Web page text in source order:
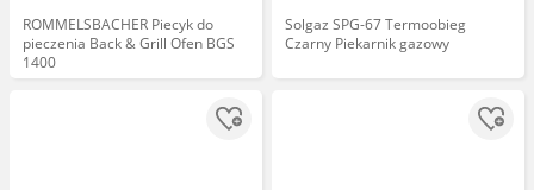
ROMMELSBACHER Piecyk do
pieczenia Back & Grill Ofen BGS
1400
Solgaz SPG-67 Termoobieg
Czarny Piekarnik gazowy